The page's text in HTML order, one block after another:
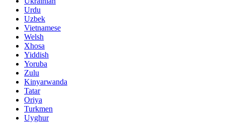
Urdu
Uzbek
Vietnamese
Welsh
Xhosa
Yiddish
Yoruba
Zulu
Kinyarwanda
Tatar
Oriya
Turkmen
Uyghur